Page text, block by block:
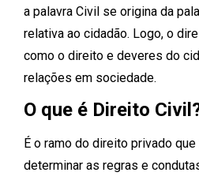
a palavra Civil se origina da
relativa ao cidadão. Logo, o
como o direito e deveres do
relações em sociedade.
O que é Direito
É o ramo do direito privado
determinar as regras e